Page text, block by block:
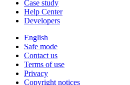
Case study
Help Center
Developers
English
Safe mode
Contact us
Terms of use
Privacy
Copyright notices